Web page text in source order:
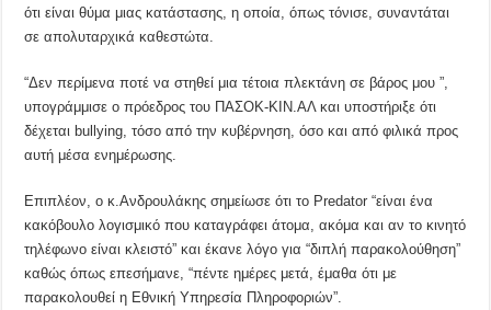
ότι είναι θύμα μιας κατάστασης, η οποία, όπως τόνισε, συναντάται
σε απολυταρχικά καθεστώτα.
“Δεν περίμενα ποτέ να στηθεί μια τέτοια πλεκτάνη σε βάρος μου ”,
υπογράμμισε ο πρόεδρος του ΠΑΣΟΚ-ΚΙΝ.ΑΛ και υποστήριξε ότι
δέχεται bullying, τόσο από την κυβέρνηση, όσο και από φιλικά προς
αυτή μέσα ενημέρωσης.
Επιπλέον, ο κ.Ανδρουλάκης σημείωσε ότι το Predator “είναι ένα
κακόβουλο λογισμικό που καταγράφει άτομα, ακόμα και αν το κινητό
τηλέφωνο είναι κλειστό” και έκανε λόγο για “διπλή παρακολούθηση”
καθώς όπως επεσήμανε, “πέντε ημέρες μετά, έμαθα ότι με
παρακολουθεί η Εθνική Υπηρεσία Πληροφοριών”.